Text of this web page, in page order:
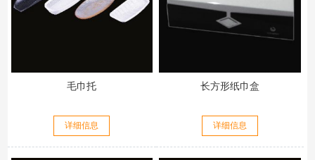
毛巾托
详细信息
长方形纸巾盒
详细信息